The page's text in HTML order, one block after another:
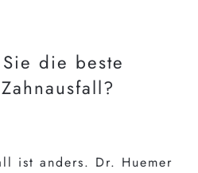
die beste
ist anders. Dr. Huemer